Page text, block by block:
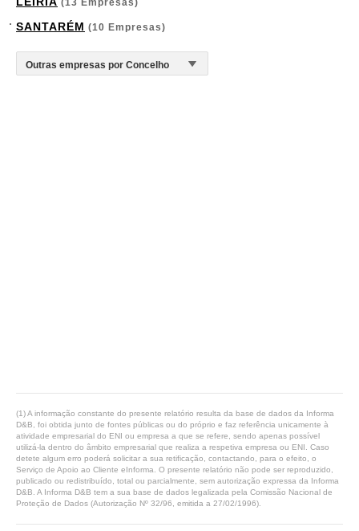
(13 Empresas)
SANTARÉM (10 Empresas)
(1) A informação constante do presente relatório resulta da base de dados da Informa
D&B, foi obtida junto de fontes públicas ou do próprio e faz referência unicamente à
atividade empresarial do ENI ou empresa a que se refere, sendo apenas possível
utilizá-la dentro do âmbito empresarial que realiza a respetiva empresa ou ENI. Caso
detete algum erro poderá solicitar a sua retificação, contactando, para o efeito, o
Serviço de Apoio ao Cliente eInforma. O presente relatório não pode ser reproduzido,
publicado ou redistribuído, total ou parcialmente, sem autorização expressa da Informa
D&B. A Informa D&B tem a sua base de dados legalizada pela Comissão Nacional de
Proteção de Dados (Autorização Nº 32/96, emitida a 27/02/1996).